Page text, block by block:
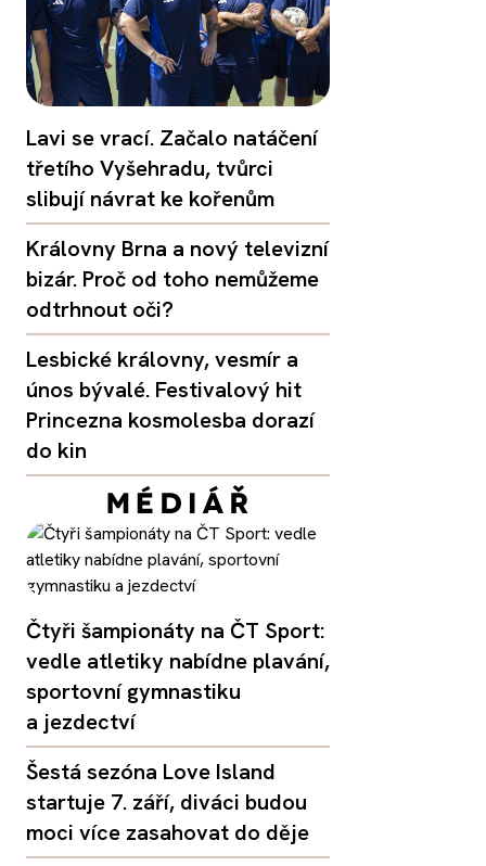
Lavi se vrací. Začalo natáčení
třetího Vyšehradu, tvůrci
slibují návrat ke kořenům
Královny Brna a nový televizní
bizár. Proč od toho nemůžeme
odtrhnout oči?
Lesbické královny, vesmír a
únos bývalé. Festivalový hit
Princezna kosmolesba dorazí
do kin
Čtyři šampionáty na ČT Sport:
vedle atletiky nabídne plavání,
sportovní gymnastiku
a jezdectví
Šestá sezóna Love Island
startuje 7. září, diváci budou
moci více zasahovat do děje